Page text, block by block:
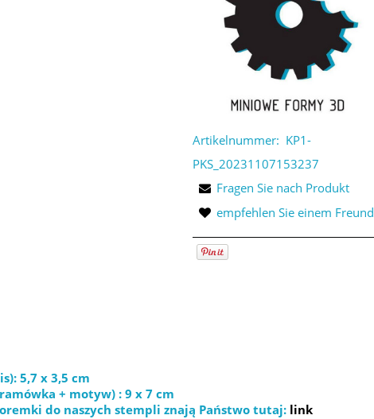
Artikelnummer: KP1-
PKS_20231107153237
Fragen Sie nach Produkt
empfehlen Sie einem Freund
5,7 x 3,5 cm
+ motyw) : 9 x 7 cm
do naszych stempli znają Państwo tutaj: link